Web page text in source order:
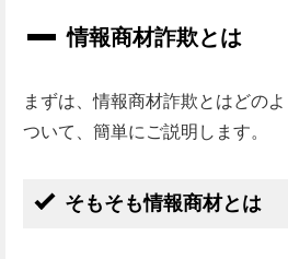
情報商材詐欺とは
まずは、情報商材詐欺とはどの
ついて、簡単にご説明します。
そもそも情報商材とは